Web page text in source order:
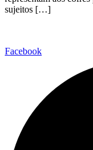
sujeitos […]
Facebook